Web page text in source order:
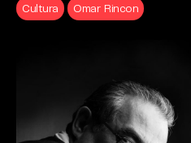
Cultura Omar Rincon